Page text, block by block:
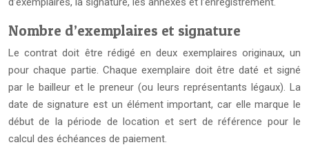
Nombre d’exemplaires et signature
Le contrat doit être rédigé en deux exemplaires originaux, un
pour chaque partie. Chaque exemplaire doit être daté et signé
par le bailleur et le preneur (ou leurs représentants légaux). La
date de signature est un élément important, car elle marque le
début de la période de location et sert de référence pour le
calcul des échéances de paiement.